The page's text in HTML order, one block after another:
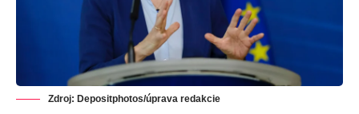
Zdroj: Depositphotos/úprava redakcie